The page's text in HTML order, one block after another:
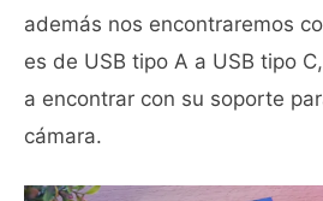
además nos encontraremos
es de USB tipo A a USB tipo
a encontrar con su soporte
cámara.